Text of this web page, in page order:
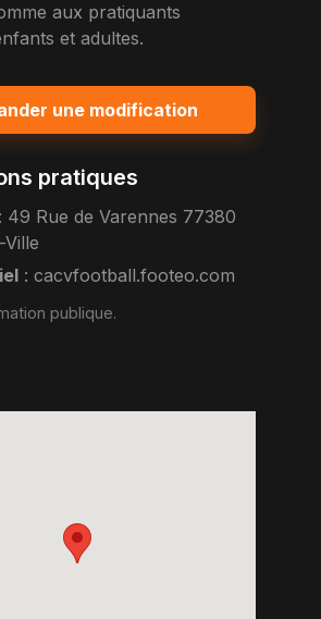
aux pratiquants
et adultes.
une modification
pratiques
: 49 Rue de Varennes 77380
:cacvfootball.footeo.com
publique.